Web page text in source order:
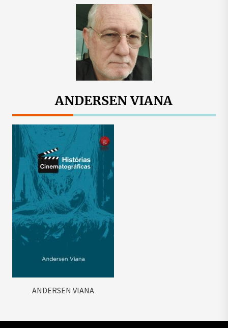
ANDERSEN VIANA
ANDERSEN VIANA